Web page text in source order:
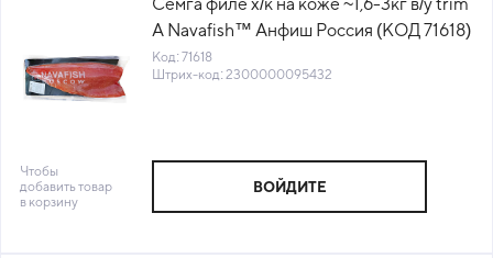
A Navafish™ Анфиш Россия (КОД 71618)
(-18°С)
Код: 71618
Штрих-код: 2300000095432
Чтобы
добавить товар
в корзину
ВОЙДИТЕ